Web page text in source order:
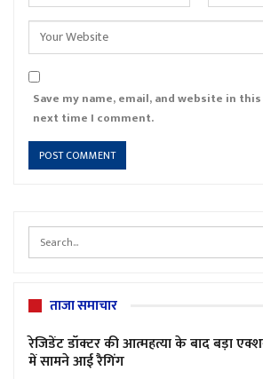
Save my name, email, and website in
next time I comment.
ताजा समाचार
रेजिडेंट डॉक्टर की आत्महत्या के बाद बड़ा
में सामने आई रैगिंग